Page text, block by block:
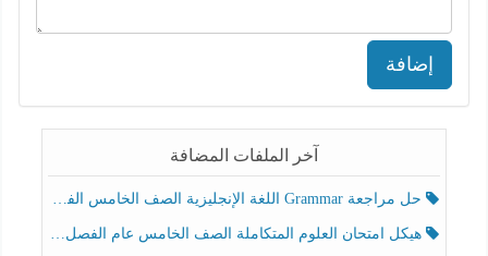
إضافة
آخر الملفات المضافة
حل مراجعة Grammar اللغة الإنجليزية الصف الخامس الفصل الثالث
هيكل امتحان العلوم المتكاملة الصف الخامس عام الفصل الدراسي الثالث 2025-2026